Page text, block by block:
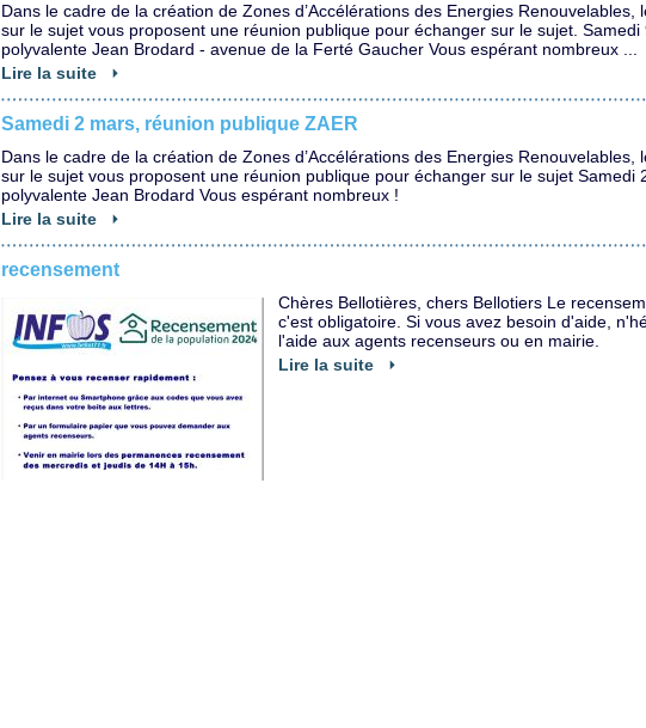
Dans le cadre de la création de Zones d’Accélérations des Energies Renouvelables,
sur le sujet vous proposent une réunion publique pour échanger sur le sujet.
polyvalente Jean Brodard - avenue de la Ferté Gaucher Vous espérant nombreux ...
Lire la suite
Samedi 2 mars, réunion publique ZAER
Dans le cadre de la création de Zones d’Accélérations des Energies Renouvelables,
sur le sujet vous proposent une réunion publique pour échanger sur le sujet Samedi
polyvalente Jean Brodard Vous espérant nombreux !
Lire la suite
recensement
Chères Bellotières, chers Bellotiers Le
c'est obligatoire. Si vous avez besoin d'aide,
l'aide aux agents recenseurs ou en mairie.
Lire la suite